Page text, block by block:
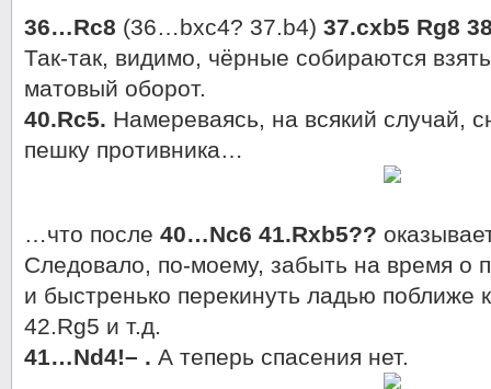
36…Rc8 (36…bxc4? 37.b4) 37.cxb5 Rg8
Так-так, видимо, чёрные собираются
матовый оборот.
40.Rc5. Намереваясь, на всякий случай,
пешку противника…
…что после 40…Nc6 41.Rxb5??
Следовало, по-моему, забыть на время о
и быстренько перекинуть ладью поближе
42.Rg5 и т.д.
41…Nd4!– . А теперь спасения нет.